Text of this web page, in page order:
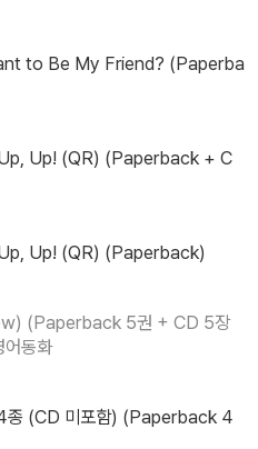
to Be My Friend? (Paperba
Up, Up! (QR) (Paperback + C
Up! (QR) (Paperback)
(Paperback 5권 + CD 5장
동화
종 (CD 미포함) (Paperback 4